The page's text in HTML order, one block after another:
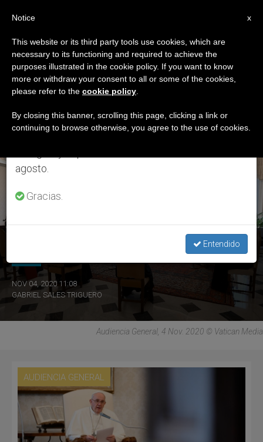
ETIQUETA
Posts Tagged ‘jesús
Maestro De Oración’
ÚLTIMAS NOTICIAS
El Papa invita a aprender a orar en la “escuela” de Jesús
NOV 04, 2020 11:08
GABRIEL SALES TRIGUERO
Audiencia General, 4 Nov. 2020 © Vatican Media
AUDIENCIA GENERAL
×
Aviso importante
Del 27 de julio al 7 de agosto haremos la pausa
anual, aprovechando que en el periodo de verano
se generan menos informaciones y también el
agosto.
Gracias.
Entendido
x
Notice
This website or its third party tools use cookies, which are
necessary to its functioning and required to achieve the
purposes illustrated in the cookie policy. If you want to know
more or withdraw your consent to all or some of the cookies,
please refer to the cookie policy
By closing this banner, scrolling this page, clicking a link or
continuing to browse otherwise, you agree to the use of cookies.